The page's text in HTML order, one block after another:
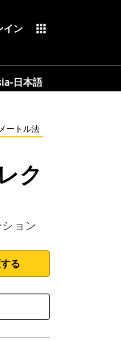
イン apps
日本語
メートル法
ク
ョン
る